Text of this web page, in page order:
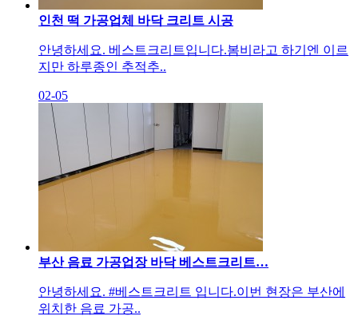
인천 떡 가공업체 바닥 크리트 시공
안녕하세요. 베스트크리트입니다.​봄비라고 하기엔 이르
지만 하루종인 추적추..
02-05
부산 음료 가공업장 바닥 베스트크리트…
안녕하세요. #베스트크리트 입니다.​이번 현장은 부산에
위치한 음료 가공..